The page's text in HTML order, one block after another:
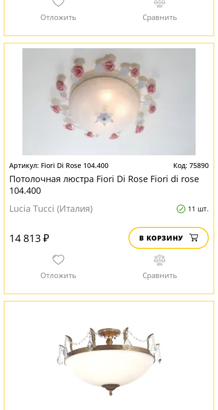
Fiori Di Rose 104.400 75890
Потолочная люстра Fiori Di Rose Fiori di rose
104.400
Lucia Tucci (Италия)
11 шт.
14 813 ₽ В КОРЗИНУ